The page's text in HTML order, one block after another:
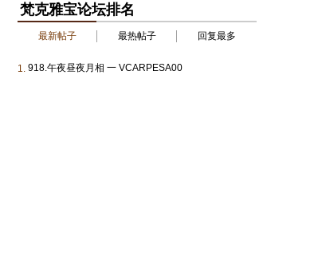
梵克雅宝论坛排名
最新帖子 最热帖子 回复最多
1. 918.午夜昼夜月相 一 VCARPESA00